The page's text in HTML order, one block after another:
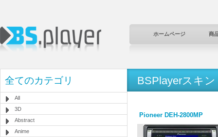
ホームページ 商
全てのカテゴリ
All
3D
Abstract
Anime
BSPlayerスキン
Pioneer DEH-2800MP